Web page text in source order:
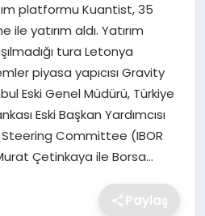
platformu Kuantist, 35
yatırım aldı. Yatırım
tura Letonya
piyasa yapıcısı Gravity
Eski Genel Müdürü, Türkiye
Eski Başkan Yardımcısı
Committee (IBOR
Çetinkaya ile Borsa…
Paylaş